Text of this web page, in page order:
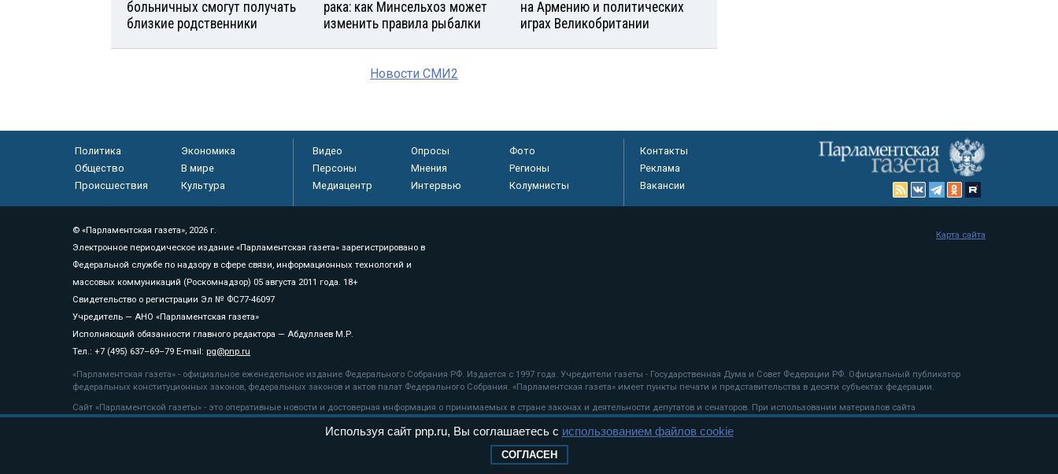
больничных смогут получать
близкие родственники
рака: как Минсельхоз может
изменить правила рыбалки
на Армению и политических
играх Великобритании
Новости СМИ2
Политика
Экономика
Общество
В мире
Происшествия
Культура
Видео Опросы
Фото
Персоны
Мнения
Регионы
Медиацентр
Интервью Колумнисты
Контакты
Реклама
Вакансии
© «Парламентская газета», 2026 г.
Электронное периодическое издание «Парламентская газета» зарегистрировано в
Федеральной службе по надзору в сфере связи, информационных технологий и
массовых коммуникаций (Роскомнадзор) 05 августа 2011 года. 18+
Свидетельство о регистрации Эл № ФС77-46097
Учредитель — АНО «Парламентская газета»
Исполняющий обязанности главного редактора — Абдуллаев М.Р.
Тел.: +7 (495) 637–69–79 E-mail: pg@pnp.ru
«Парламентская газета» - официальное еженедельное издание Федерального Собрания РФ. Издается с 1997 года. Учредители газеты - Государственная Дума и Совет Федерации РФ. Официальный публикатор
федеральных конституционных законов, федеральных законов и актов палат Федерального Собрания. «Парламентская газета» имеет пункты печати и представительства в десяти субъектах федерации.
Сайт «Парламентской газеты» - это оперативные новости и достоверная информация о принимаемых в стране законах и деятельности депутатов и сенаторов. При использовании материалов сайта
«Парламентской газеты» активная ссылка на pnp.ru обязательна.
рекомендательные технологии
Карта сайта
Используя сайт pnp.ru, Вы соглашаетесь с использованием файлов cookie
СОГЛАСЕН